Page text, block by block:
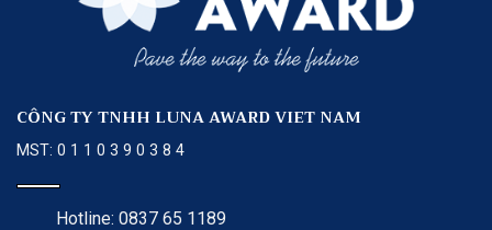
CÔNG TY TNHH LUNA AWARD VIET NAM
MST: 0 1 1 0 3 9 0 3 8 4
Hotline: 0837 65 1189